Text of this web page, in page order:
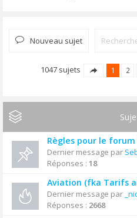
Nouveau sujet
1047 sujets 1 2
Règles pour le forum
Dernier message par
Réponses : 18
Aviation (fka Tarifs
Dernier message par
Réponses : 2668